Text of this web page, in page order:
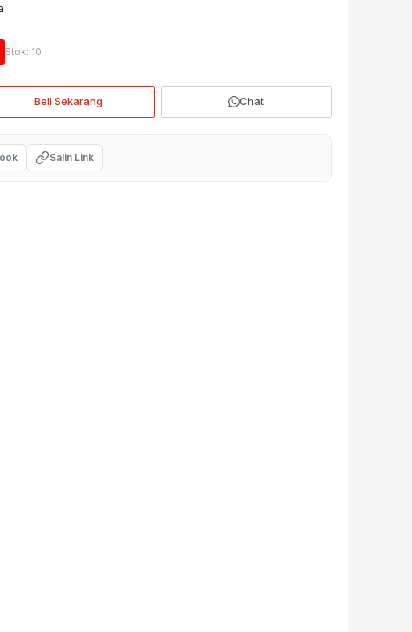
Stok: 10
Beli Sekarang Chat
Salin Link